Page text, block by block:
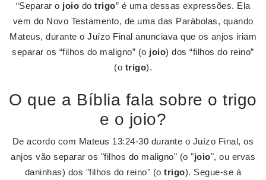
“Separar o joio do trigo” é uma dessas expressões. Ela
vem do Novo Testamento, de uma das Parábolas, quando
Mateus, durante o Juízo Final anunciava que os anjos iriam
separar os “filhos do maligno” (o joio) dos “filhos do reino”
(o trigo).
O que a Bíblia fala sobre o trigo
e o joio?
De acordo com Mateus 13:24-30 durante o Juízo Final, os
anjos vão separar os "filhos do maligno" (o "joio", ou ervas
daninhas) dos "filhos do reino" (otrigo). Segue-se à